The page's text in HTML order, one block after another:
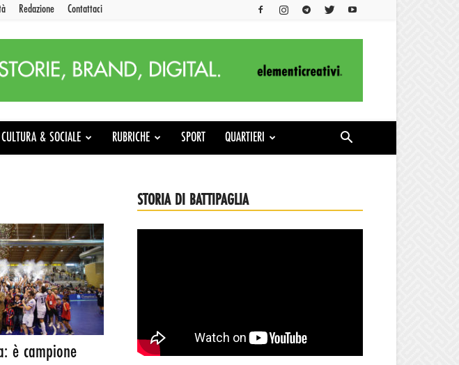
Redazione Contattaci
CULTURA & SOCIALE RUBRICHE SPORT QUARTIERI
è campione
STORIA DI BATTIPAGLIA